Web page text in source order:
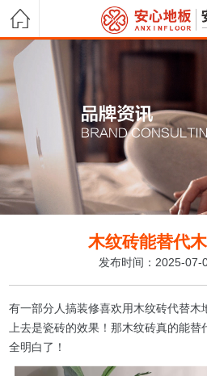
木纹砖能替代
发布时间：2025-07-
有一部分人搞装修喜欢用木纹砖代替木
上去是瓷砖的效果！那木纹砖真的能
全明白了！